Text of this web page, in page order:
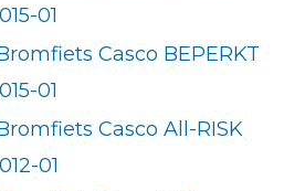
01
Casco BEPERKT
01
Casco All-RISK
01